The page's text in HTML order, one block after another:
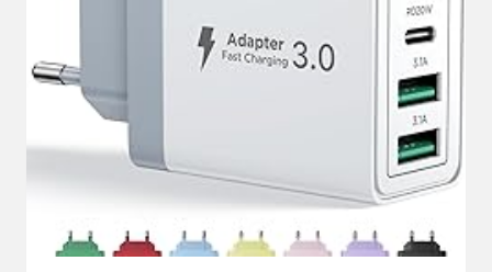
MEHRFACHSTECKER
60W
POWER
ADAPTER
USB